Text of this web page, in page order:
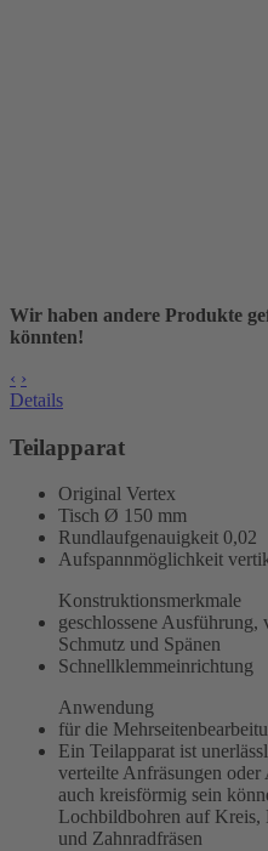
Wir haben andere Produkte
könnten!
‹ ›
Details
Teilapparat
Original Vertex
Tisch Ø 150 mm
Rundlaufgenauigkeit 0,02
Aufspannmöglichkeit
Konstruktionsmerkmale
geschlossene
Schmutz und Spänen
Schnellklemmeinrichtung
Anwendung
für die
Ein Teilapparat ist
verteilte Anfräsungen oder
auch kreisförmig sein
Lochbildbohren auf Kreis,
und Zahnradfräsen